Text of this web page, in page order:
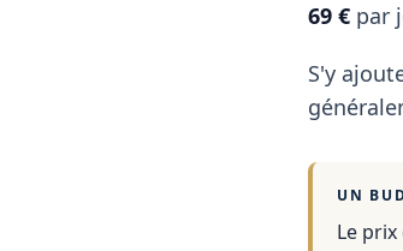
69 € par
S'y
UN
Le